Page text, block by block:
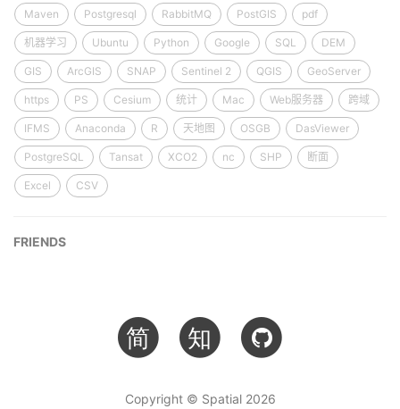
Maven Postgresql RabbitMQ PostGIS pdf
机器学习 Ubuntu Python Google SQL DEM
GIS ArcGIS SNAP Sentinel 2 QGIS GeoServer
https PS Cesium 统计 Mac Web服务器 跨域
IFMS Anaconda R 天地图 OSGB DasViewer
PostgreSQL Tansat XCO2 nc SHP 断面
Excel CSV
FRIENDS
简 知
Copyright © Spatial 2026